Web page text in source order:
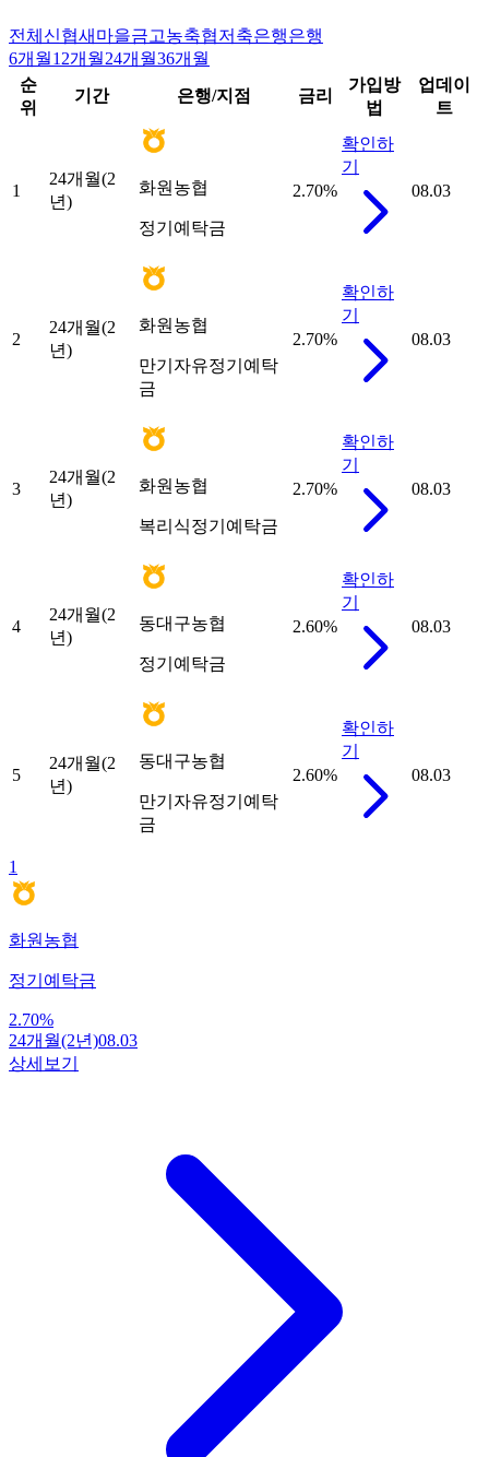
전체 신협새마을금고농축협저축은행은행
6개월12개월24개월36개월
순
위
기간 은행/지점 금리
가입방
법
업데이
트
1
24개월(2
년)
화원농협
정기예탁금
2.70%
확인하
기
08.03
2
24개월(2
년)
화원농협
만기자유정기예탁
금
2.70%
확인하
기
08.03
3
24개월(2
년)
화원농협
복리식정기예탁금
2.70%
확인하
기
08.03
4
24개월(2
년)
동대구농협
정기예탁금
2.60%
확인하
기
08.03
5
24개월(2
년)
동대구농협
만기자유정기예탁
금
2.60%
확인하
기
08.03
1
화원농협
정기예탁금
2.70%
24개월(2년)08.03
상세보기